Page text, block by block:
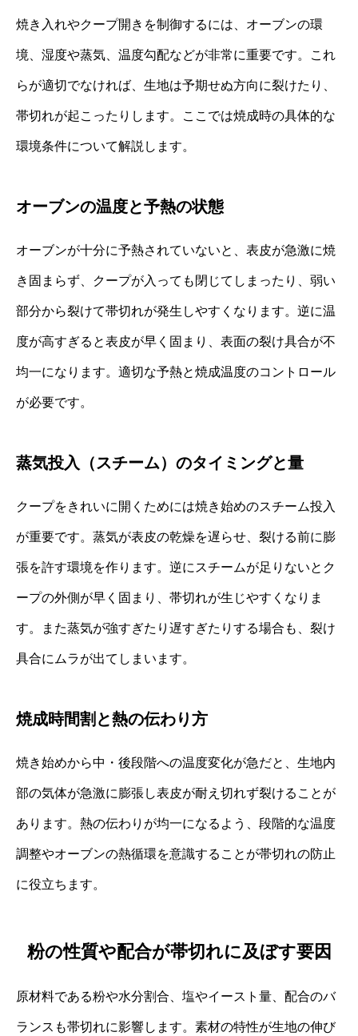
焼き入れやクープ開きを制御するには、オーブンの環
境、湿度や蒸気、温度勾配などが非常に重要です。これ
らが適切でなければ、生地は予期せぬ方向に裂けたり、
帯切れが起こったりします。ここでは焼成時の具体的な
環境条件について解説します。
オーブンの温度と予熱の状態
オーブンが十分に予熱されていないと、表皮が急激に焼
き固まらず、クープが入っても閉じてしまったり、弱い
部分から裂けて帯切れが発生しやすくなります。逆に温
度が高すぎると表皮が早く固まり、表面の裂け具合が不
均一になります。適切な予熱と焼成温度のコントロール
が必要です。
蒸気投入（スチーム）のタイミングと量
クープをきれいに開くためには焼き始めのスチーム投入
が重要です。蒸気が表皮の乾燥を遅らせ、裂ける前に膨
張を許す環境を作ります。逆にスチームが足りないとク
ープの外側が早く固まり、帯切れが生じやすくなりま
す。また蒸気が強すぎたり遅すぎたりする場合も、裂け
具合にムラが出てしまいます。
焼成時間割と熱の伝わり方
焼き始めから中・後段階への温度変化が急だと、生地内
部の気体が急激に膨張し表皮が耐え切れず裂けることが
あります。熱の伝わりが均一になるよう、段階的な温度
調整やオーブンの熱循環を意識することが帯切れの防止
に役立ちます。
粉の性質や配合が帯切れに及ぼす要因
原材料である粉や水分割合、塩やイースト量、配合のバ
ランスも帯切れに影響します。素材の特性が生地の伸び